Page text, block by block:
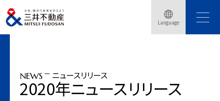
Language
トップページ ニュースリリース
豊洲駅直結の大規模再開発「豊洲ベイサイドクロス」街区内「豊洲ベイサイドク
ロスタワー」竣工
NEWS ニュースリリース
2020年ニュースリリース